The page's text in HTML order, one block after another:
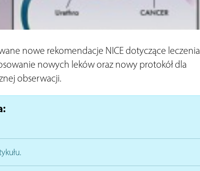
nowe rekomendacje NICE dotyczące leczenia
nowych leków oraz nowy protokół dla
obserwacji.